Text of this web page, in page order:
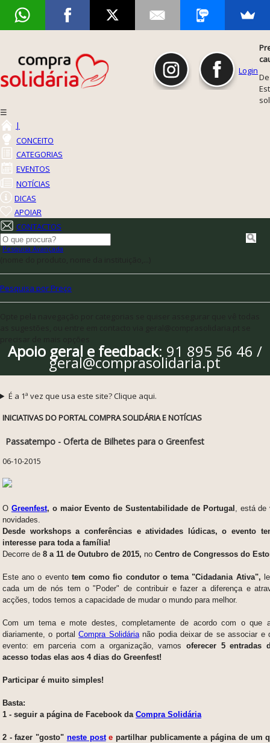
Login
☰
|
CONCEITO
CATEGORIAS
EVENTOS
NOTÍCIAS
DICAS
APOIAR
CONTACTOS
Pesquisa Avançada
Pesquisa por Preço
Apoio geral e feedback: 91 895 56 46 /
geral@comprasolidaria.pt
É a 1ª vez que usa este site? Clique aqui.
INICIATIVAS DO PORTAL COMPRA SOLIDÁRIA E NOTÍCIAS
Passatempo - Oferta de Bilhetes para o Greenfest
06-10-2015
O Greenfest, o maior Evento de Sustentabilidade de Portugal , está de
novidades.
Desde workshops a conferências e atividades lúdicas, o evento
interesse para toda a família!
Decorre de 8 a 11 de Outubro de 2015, no Centro de Congressos do
Este ano o evento tem como fio condutor o tema "Cidadania Ativa",
cada um de nós tem o "Poder" de contribuir e fazer a diferença e
acções, todos temos a capacidade de mudar o mundo para melhor.
Com um tema e mote destes, completamente de acordo com o que
diariamente, o portalCompra Solidárianão podia deixar de se associar e
evento: em parceria com a organização, vamosoferecer 5 entradas
acesso todas elas aos 4 dias do Greenfest!
Participar é muito simples!
Basta:
1 - seguir a página de Facebook da Compra Solidária
2 - fazer "gosto" neste post epartilhar publicamente a página de um